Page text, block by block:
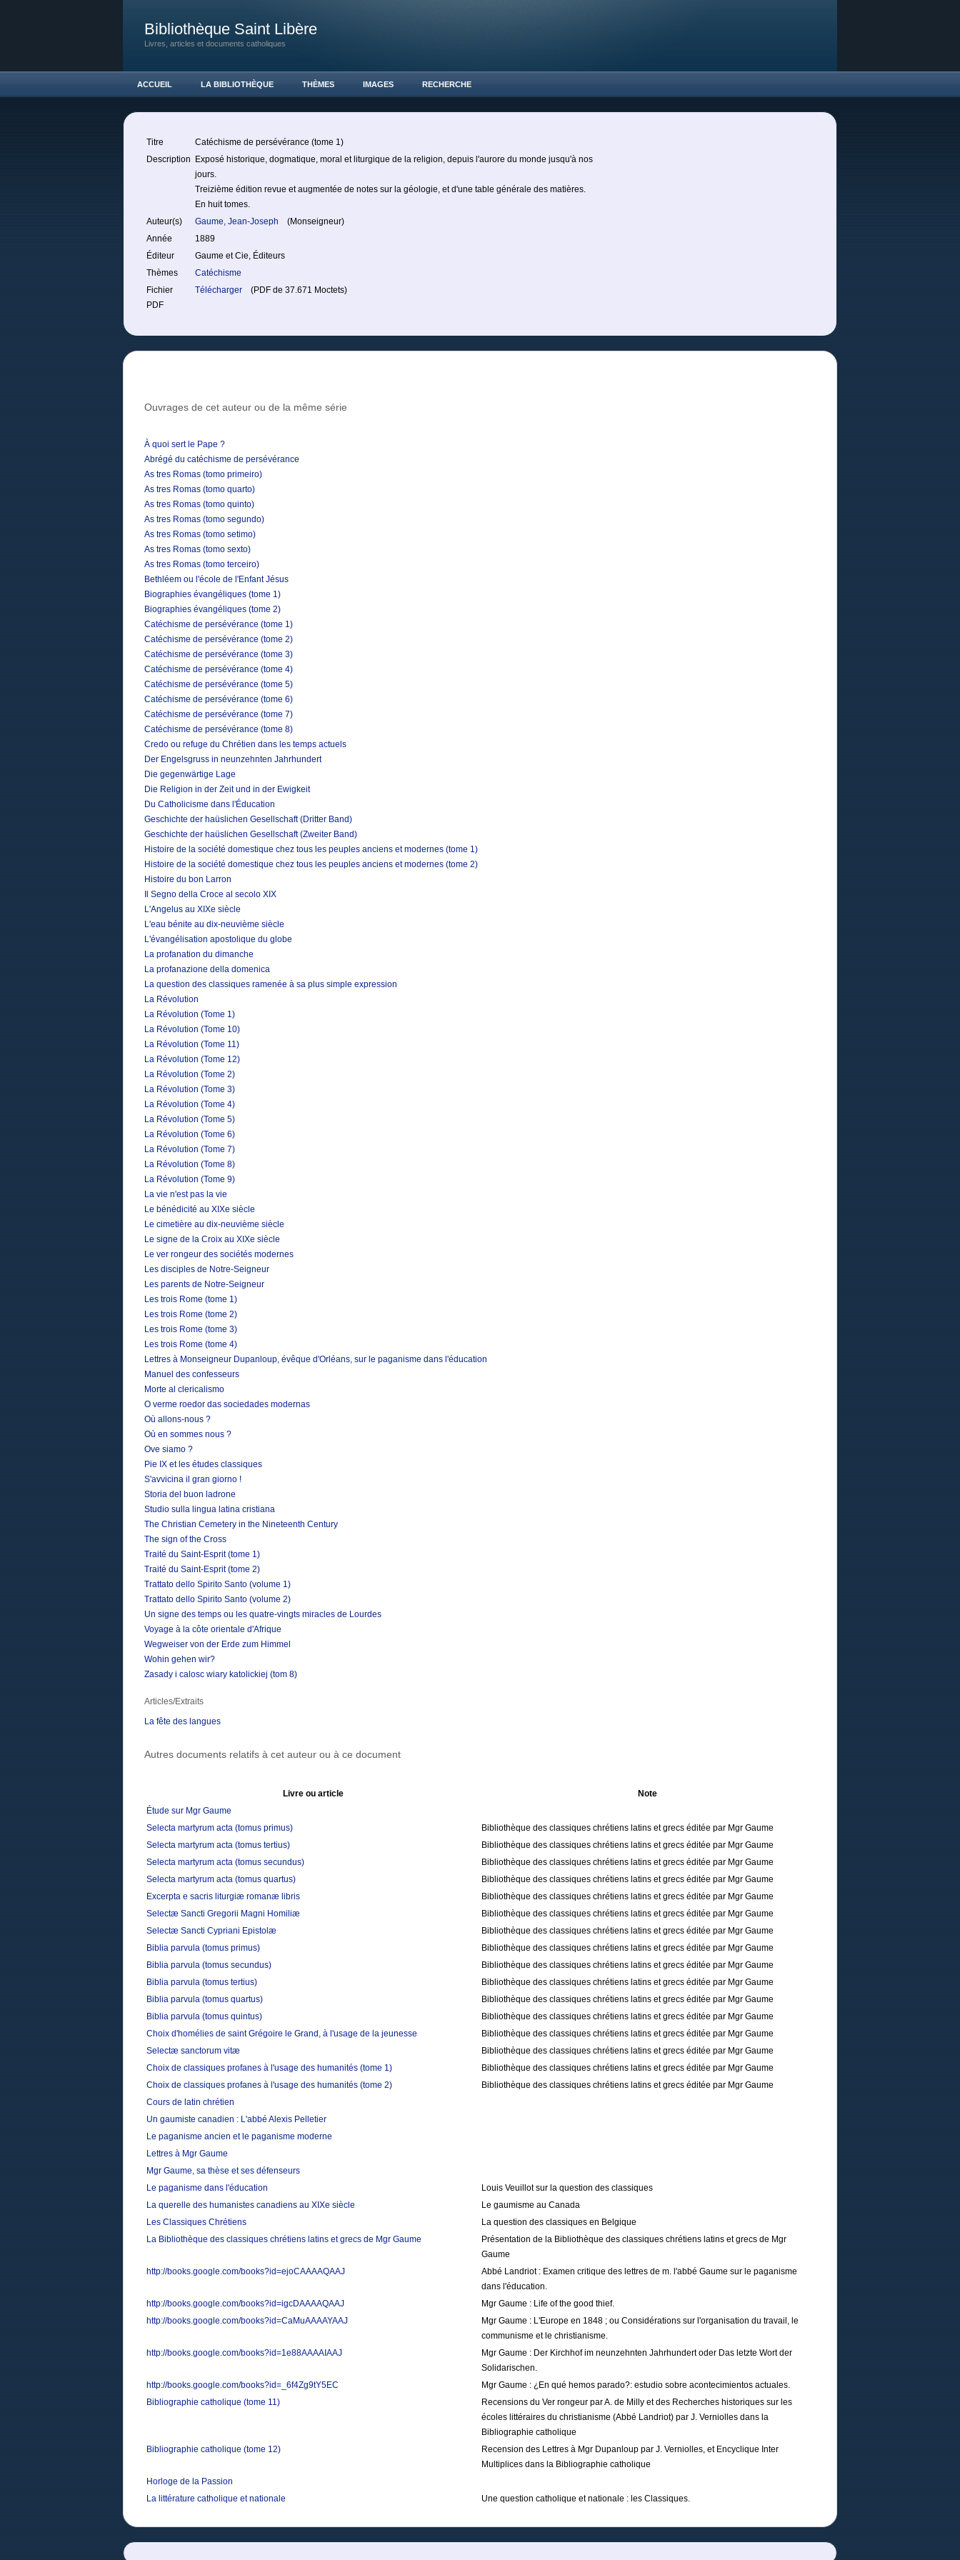
Bibliothèque Saint Libère
Livres, articles et documents catholiques
ACCUEIL LA BIBLIOTHÈQUE THÈMES IMAGES RECHERCHE
Titre
Catéchisme de persévérance (tome 1)
Description
Exposé historique, dogmatique, moral et liturgique de la religion, depuis l'aurore du monde jusqu'à nos
jours.
Treizième édition revue et augmentée de notes sur la géologie, et d'une table générale des matières.
En huit tomes.
Auteur(s)
Gaume, Jean-Joseph
(Monseigneur)
Année
1889
Éditeur
Gaume et Cie, Éditeurs
Thèmes
Catéchisme
Fichier
PDF
Télécharger (PDF de 37.671 Moctets)
Ouvrages de cet auteur ou de la même série
À quoi sert le Pape ?
Abrégé du catéchisme de persévérance
As tres Romas (tomo primeiro)
As tres Romas (tomo quarto)
As tres Romas (tomo quinto)
As tres Romas (tomo segundo)
As tres Romas (tomo setimo)
As tres Romas (tomo sexto)
As tres Romas (tomo terceiro)
Bethléem ou l'école de l'Enfant Jésus
Biographies évangéliques (tome 1)
Biographies évangéliques (tome 2)
Catéchisme de persévérance (tome 1)
Catéchisme de persévérance (tome 2)
Catéchisme de persévérance (tome 3)
Catéchisme de persévérance (tome 4)
Catéchisme de persévérance (tome 5)
Catéchisme de persévérance (tome 6)
Catéchisme de persévérance (tome 7)
Catéchisme de persévérance (tome 8)
Credo ou refuge du Chrétien dans les temps actuels
Der Engelsgruss in neunzehnten Jahrhundert
Die gegenwärtige Lage
Die Religion in der Zeit und in der Ewigkeit
Du Catholicisme dans l'Éducation
Geschichte der haüslichen Gesellschaft (Dritter Band)
Geschichte der haüslichen Gesellschaft (Zweiter Band)
Histoire de la société domestique chez tous les peuples anciens et modernes (tome 1)
Histoire de la société domestique chez tous les peuples anciens et modernes (tome 2)
Histoire du bon Larron
Il Segno della Croce al secolo XIX
L'Angelus au XIXe siècle
L'eau bénite au dix-neuvième siècle
L'évangélisation apostolique du globe
La profanation du dimanche
La profanazione della domenica
La question des classiques ramenée à sa plus simple expression
La Révolution
La Révolution (Tome 1)
La Révolution (Tome 10)
La Révolution (Tome 11)
La Révolution (Tome 12)
La Révolution (Tome 2)
La Révolution (Tome 3)
La Révolution (Tome 4)
La Révolution (Tome 5)
La Révolution (Tome 6)
La Révolution (Tome 7)
La Révolution (Tome 8)
La Révolution (Tome 9)
La vie n'est pas la vie
Le bénédicité au XIXe siècle
Le cimetière au dix-neuvième siècle
Le signe de la Croix au XIXe siècle
Le ver rongeur des sociétés modernes
Les disciples de Notre-Seigneur
Les parents de Notre-Seigneur
Les trois Rome (tome 1)
Les trois Rome (tome 2)
Les trois Rome (tome 3)
Les trois Rome (tome 4)
Lettres à Monseigneur Dupanloup, évêque d'Orléans, sur le paganisme dans l'éducation
Manuel des confesseurs
Morte al clericalismo
O verme roedor das sociedades modernas
Où allons-nous ?
Où en sommes nous ?
Ove siamo ?
Pie IX et les études classiques
S'avvicina il gran giorno !
Storia del buon ladrone
Studio sulla lingua latina cristiana
The Christian Cemetery in the Nineteenth Century
The sign of the Cross
Traité du Saint-Esprit (tome 1)
Traité du Saint-Esprit (tome 2)
Trattato dello Spirito Santo (volume 1)
Trattato dello Spirito Santo (volume 2)
Un signe des temps ou les quatre-vingts miracles de Lourdes
Voyage à la côte orientale d'Afrique
Wegweiser von der Erde zum Himmel
Wohin gehen wir?
Zasady i calosc wiary katolickiej (tom 8)
Articles/Extraits
La fête des langues
Autres documents relatifs à cet auteur ou à ce document
Livre ou article
Note
Étude sur Mgr Gaume
Selecta martyrum acta (tomus primus)
Bibliothèque des classiques chrétiens latins et grecs éditée par Mgr Gaume
Selecta martyrum acta (tomus tertius)
Bibliothèque des classiques chrétiens latins et grecs éditée par Mgr Gaume
Selecta martyrum acta (tomus secundus)
Bibliothèque des classiques chrétiens latins et grecs éditée par Mgr Gaume
Selecta martyrum acta (tomus quartus)
Bibliothèque des classiques chrétiens latins et grecs éditée par Mgr Gaume
Excerpta e sacris liturgiæ romanæ libris
Bibliothèque des classiques chrétiens latins et grecs éditée par Mgr Gaume
Selectæ Sancti Gregorii Magni Homiliæ
Bibliothèque des classiques chrétiens latins et grecs éditée par Mgr Gaume
Selectæ Sancti Cypriani Epistolæ
Bibliothèque des classiques chrétiens latins et grecs éditée par Mgr Gaume
Biblia parvula (tomus primus)
Bibliothèque des classiques chrétiens latins et grecs éditée par Mgr Gaume
Biblia parvula (tomus secundus)
Bibliothèque des classiques chrétiens latins et grecs éditée par Mgr Gaume
Biblia parvula (tomus tertius)
Bibliothèque des classiques chrétiens latins et grecs éditée par Mgr Gaume
Biblia parvula (tomus quartus)
Bibliothèque des classiques chrétiens latins et grecs éditée par Mgr Gaume
Biblia parvula (tomus quintus)
Bibliothèque des classiques chrétiens latins et grecs éditée par Mgr Gaume
Choix d'homélies de saint Grégoire le Grand, à l'usage de la jeunesse
Bibliothèque des classiques chrétiens latins et grecs éditée par Mgr Gaume
Selectæ sanctorum vitæ
Bibliothèque des classiques chrétiens latins et grecs éditée par Mgr Gaume
Choix de classiques profanes à l'usage des humanités (tome 1)
Bibliothèque des classiques chrétiens latins et grecs éditée par Mgr Gaume
Choix de classiques profanes à l'usage des humanités (tome 2)
Bibliothèque des classiques chrétiens latins et grecs éditée par Mgr Gaume
Cours de latin chrétien
Un gaumiste canadien : L'abbé Alexis Pelletier
Le paganisme ancien et le paganisme moderne
Lettres à Mgr Gaume
Mgr Gaume, sa thèse et ses défenseurs
Le paganisme dans l'éducation
Louis Veuillot sur la question des classiques
La querelle des humanistes canadiens au XIXe siècle
Le gaumisme au Canada
Les Classiques Chrétiens
La question des classiques en Belgique
La Bibliothèque des classiques chrétiens latins et grecs de Mgr Gaume
Présentation de la Bibliothèque des classiques chrétiens latins et grecs de Mgr
Gaume
http://books.google.com/books?id=ejoCAAAAQAAJ
Abbé Landriot : Examen critique des lettres de m. l'abbé Gaume sur le paganisme
dans l'éducation.
http://books.google.com/books?id=igcDAAAAQAAJ
Mgr Gaume : Life of the good thief.
http://books.google.com/books?id=CaMuAAAAYAAJ
Mgr Gaume : L'Europe en 1848 ; ou Considérations sur l'organisation du travail, le
communisme et le christianisme.
http://books.google.com/books?id=1e88AAAAIAAJ
Mgr Gaume : Der Kirchhof im neunzehnten Jahrhundert oder Das letzte Wort der
Solidarischen.
http://books.google.com/books?id=_6f4Zg9tY5EC
Mgr Gaume : ¿En qué hemos parado?: estudio sobre acontecimientos actuales.
Bibliographie catholique (tome 11)
Recensions du Ver rongeur par A. de Milly et des Recherches historiques sur les
écoles littéraires du christianisme (Abbé Landriot) par J. Verniolles dans la
Bibliographie catholique
Bibliographie catholique (tome 12)
Recension des Lettres à Mgr Dupanloup par J. Verniolles, et Encyclique Inter
Multiplices dans la Bibliographie catholique
Horloge de la Passion
La littérature catholique et nationale
Une question catholique et nationale : les Classiques.